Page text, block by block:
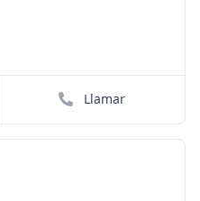
Llamar